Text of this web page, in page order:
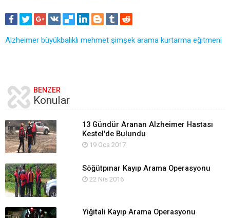
Alzheimer büyükbalıklı mehmet şimşek arama kurtarma eğitmeni
BENZER
Konular
13 Gündür Aranan Alzheimer Hastası
Kestel'de Bulundu
19 Oca 2017
Söğütpınar Kayıp Arama Operasyonu
22 Nis 2016
Yiğitali Kayıp Arama Operasyonu